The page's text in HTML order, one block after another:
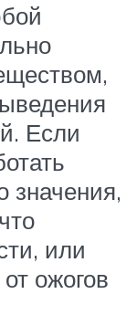
Если
значения,
или
ожогов